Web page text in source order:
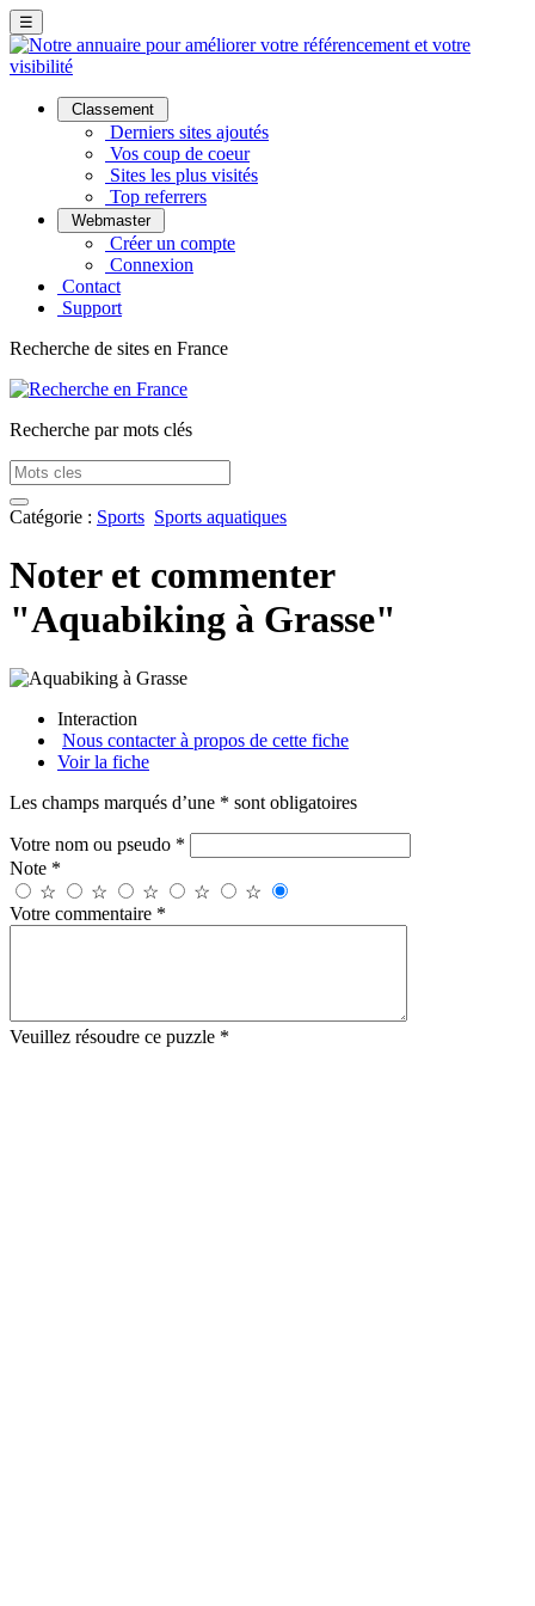
☰
Classement
Derniers sites ajoutés
Vos coup de coeur
Sites les plus visités
Top referrers
Webmaster
Créer un compte
Connexion
Contact
Support
Recherche de sites en France
Recherche par mots clés
Catégorie : Sports Sports aquatiques
Noter et commenter
"Aquabiking à Grasse"
Interaction
Nous contacter à propos de cette fiche
Voir la fiche
Les champs marqués d’une * sont obligatoires
Votre nom ou pseudo *
Note *
☆
☆ ☆ ☆
☆
Votre commentaire *
Veuillez résoudre ce puzzle *